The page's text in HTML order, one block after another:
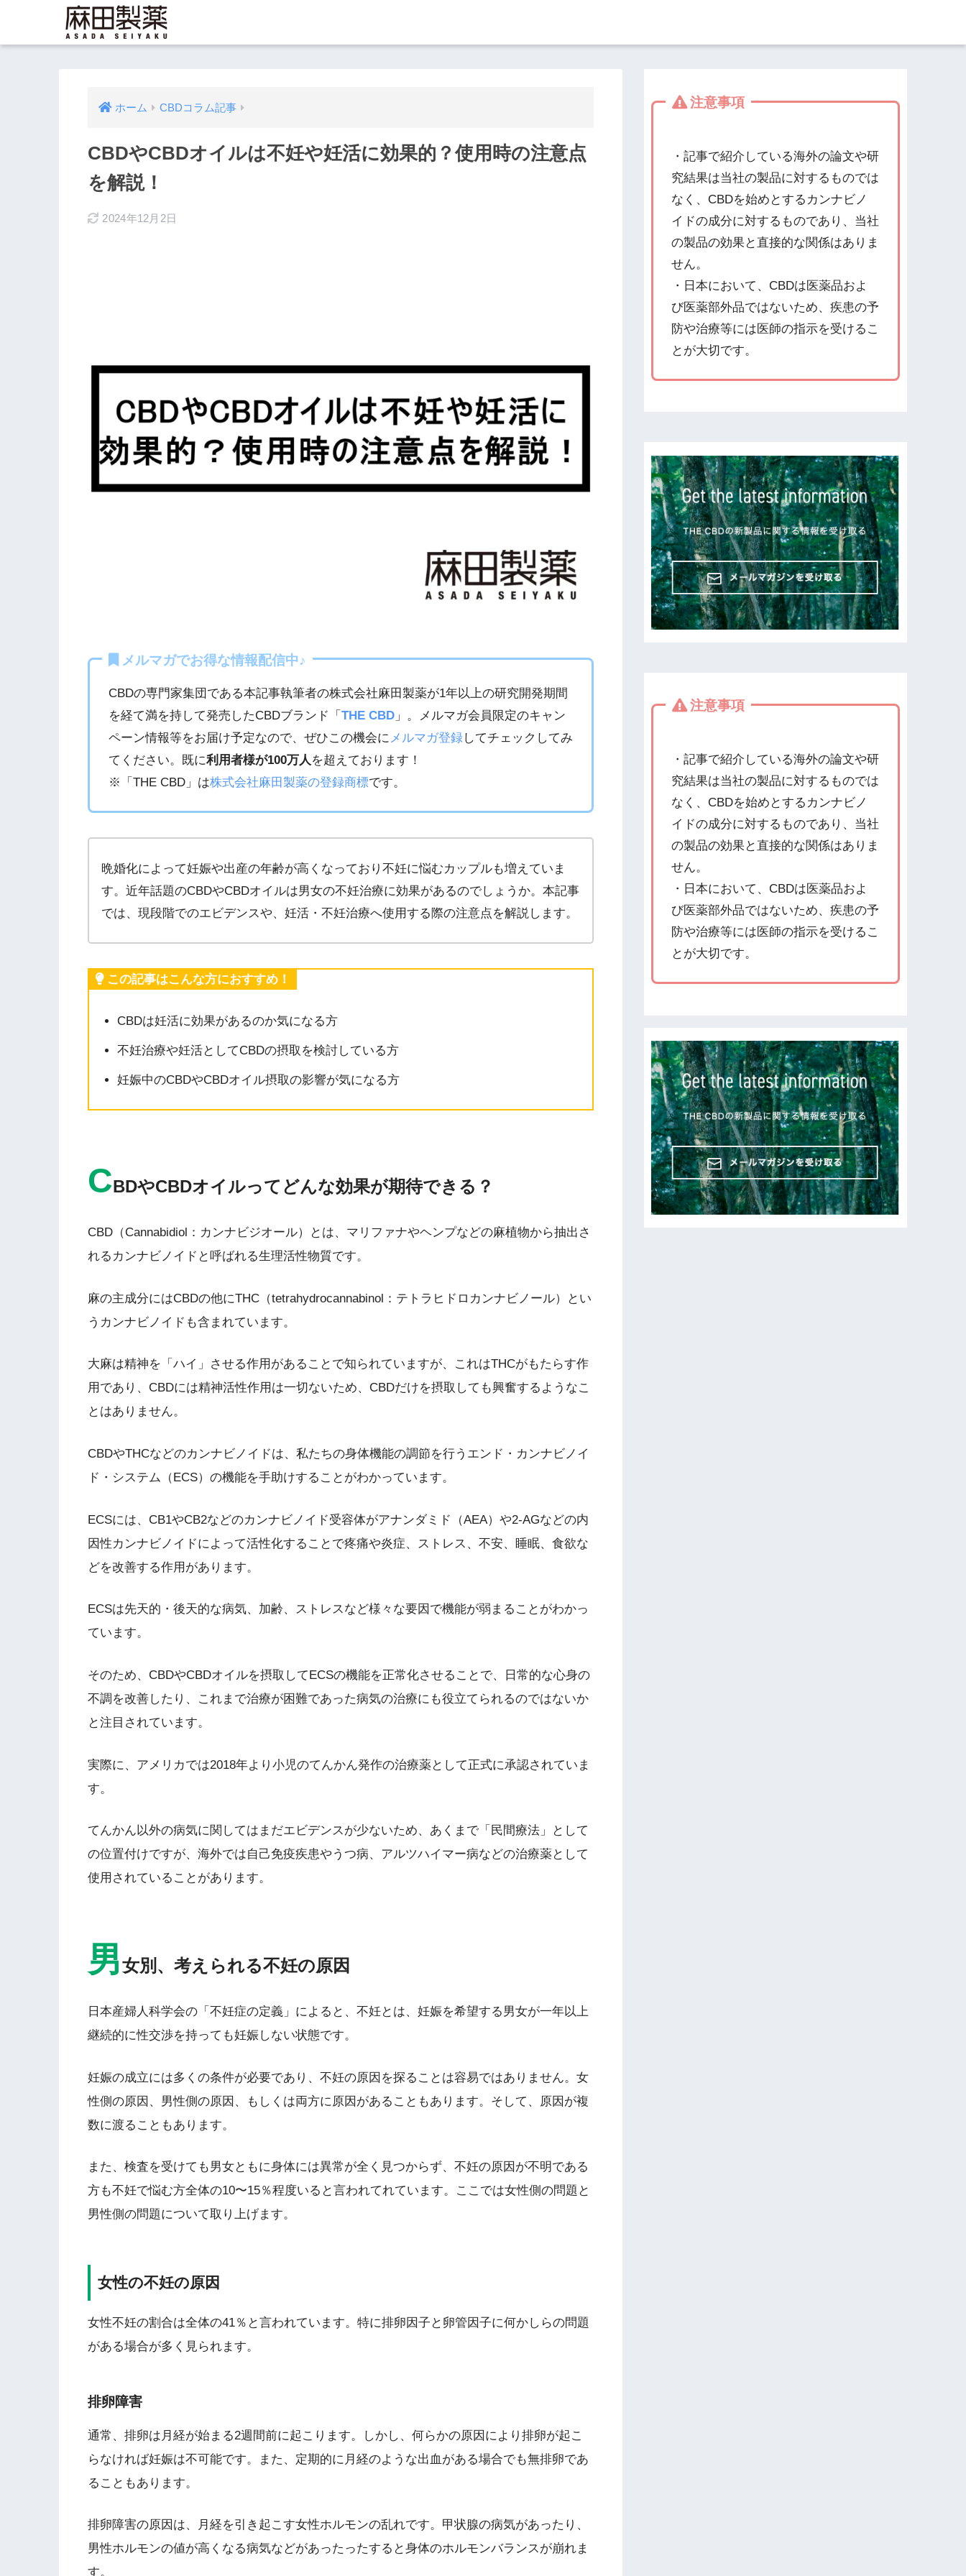
ホーム CBDコラム記事
CBDやCBDオイルは不妊や妊活に効果的？使用時の注意点
を解説！
2024年12月2日
メルマガでお得な情報配信中♪
CBDの専門家集団である本記事執筆者の株式会社麻田製薬が1年以上の研究開発期間
を経て満を持して発売したCBDブランド「 THE CBD」。メルマガ会員限定のキャン
ペーン情報等をお届け予定なので、ぜひこの機会に メルマガ登録してチェックしてみ
てください。既に利用者様が100万人 を超えております！
※「THE CBD」は株式会社麻田製薬の登録商標です。
晩婚化によって妊娠や出産の年齢が高くなっており不妊に悩むカップルも増えていま
す。近年話題のCBDやCBDオイルは男女の不妊治療に効果があるのでしょうか。本記事
では、現段階でのエビデンスや、妊活・不妊治療へ使用する際の注意点を解説します。
この記事はこんな方におすすめ！
CBDは妊活に効果があるのか気になる方
不妊治療や妊活としてCBDの摂取を検討している方
妊娠中のCBDやCBDオイル摂取の影響が気になる方
CBDやCBDオイルってどんな効果が期待できる？
CBD（Cannabidiol：カンナビジオール）とは、マリファナやヘンプなどの麻植物から抽出さ
れるカンナビノイドと呼ばれる生理活性物質です。
麻の主成分にはCBDの他にTHC（tetrahydrocannabinol：テトラヒドロカンナビノール）とい
うカンナビノイドも含まれています。
大麻は精神を「ハイ」させる作用があることで知られていますが、これはTHCがもたらす作
用であり、CBDには精神活性作用は一切ないため、CBDだけを摂取しても興奮するようなこ
とはありません。
CBDやTHCなどのカンナビノイドは、私たちの身体機能の調節を行うエンド・カンナビノイ
ド・システム（ECS）の機能を手助けすることがわかっています。
ECSには、CB1やCB2などのカンナビノイド受容体がアナンダミド（AEA）や2-AGなどの内
因性カンナビノイドによって活性化することで疼痛や炎症、ストレス、不安、睡眠、食欲な
どを改善する作用があります。
ECSは先天的・後天的な病気、加齢、ストレスなど様々な要因で機能が弱まることがわかっ
ています。
そのため、CBDやCBDオイルを摂取してECSの機能を正常化させることで、日常的な心身の
不調を改善したり、これまで治療が困難であった病気の治療にも役立てられるのではないか
と注目されています。
実際に、アメリカでは2018年より小児のてんかん発作の治療薬として正式に承認されていま
す。
てんかん以外の病気に関してはまだエビデンスが少ないため、あくまで「民間療法」として
の位置付けですが、海外では自己免疫疾患やうつ病、アルツハイマー病などの治療薬として
使用されていることがあります。
男女別、考えられる不妊の原因
日本産婦人科学会の「不妊症の定義」によると、不妊とは、妊娠を希望する男女が一年以上
継続的に性交渉を持っても妊娠しない状態です。
妊娠の成立には多くの条件が必要であり、不妊の原因を探ることは容易ではありません。女
性側の原因、男性側の原因、もしくは両方に原因があることもあります。そして、原因が複
数に渡ることもあります。
また、検査を受けても男女ともに身体には異常が全く見つからず、不妊の原因が不明である
方も不妊で悩む方全体の10〜15％程度いると言われてれています。ここでは女性側の問題と
男性側の問題について取り上げます。
女性の不妊の原因
女性不妊の割合は全体の41％と言われています。特に排卵因子と卵管因子に何かしらの問題
がある場合が多く見られます。
排卵障害
通常、排卵は月経が始まる2週間前に起こります。しかし、何らかの原因により排卵が起こ
らなければ妊娠は不可能です。また、定期的に月経のような出血がある場合でも無排卵であ
ることもあります。
排卵障害の原因は、月経を引き起こす女性ホルモンの乱れです。甲状腺の病気があったり、
男性ホルモンの値が高くなる病気などがあったったすると身体のホルモンバランスが崩れま
す。
注意事項
・記事で紹介している海外の論文や研
究結果は当社の製品に対するものでは
なく、CBDを始めとするカンナビノ
イドの成分に対するものであり、当社
の製品の効果と直接的な関係はありま
せん。
・日本において、CBDは医薬品およ
び医薬部外品ではないため、疾患の予
防や治療等には医師の指示を受けるこ
とが大切です。
注意事項
・記事で紹介している海外の論文や研
究結果は当社の製品に対するものでは
なく、CBDを始めとするカンナビノ
イドの成分に対するものであり、当社
の製品の効果と直接的な関係はありま
せん。
・日本において、CBDは医薬品およ
び医薬部外品ではないため、疾患の予
防や治療等には医師の指示を受けるこ
とが大切です。